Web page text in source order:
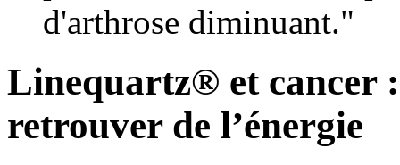
d'arthrose diminuant."
Linequartz® et cancer
retrouver de l’énergie